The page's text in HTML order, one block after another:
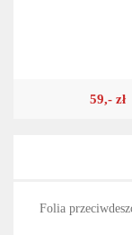
59,- zł
Folia